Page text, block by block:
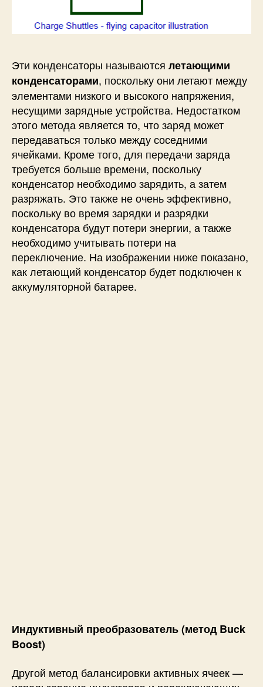
Эти конденсаторы называются летающими
конденсаторами, поскольку они летают между
элементами низкого и высокого напряжения,
несущими зарядные устройства. Недостатком
этого метода является то, что заряд может
передаваться только между соседними
ячейками. Кроме того, для передачи заряда
требуется больше времени, поскольку
конденсатор необходимо зарядить, а затем
разряжать. Это также не очень эффективно,
поскольку во время зарядки и разрядки
конденсатора будут потери энергии, а также
необходимо учитывать потери на
переключение. На изображении ниже показано,
как летающий конденсатор будет подключен к
аккумуляторной батарее.
Индуктивный преобразователь (метод Buck
Boost)
Другой метод балансировки активных ячеек —